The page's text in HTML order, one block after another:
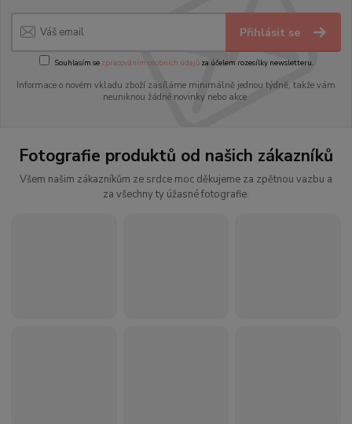
Přihlásit se
Souhlasím se zpracováním osobních údajůza účelem rozesílky newsletteru.
Informace o novém vkladu zboží zasíláme minimálně jednou týdně, takže vám
neuniknou žádné novinky nebo akce.
Fotografie produktů od našich zákazníků
Všem našim zákazníkům ze srdce moc děkujeme za zpětnou vazbu a
za všechny ty úžasné fotografie.